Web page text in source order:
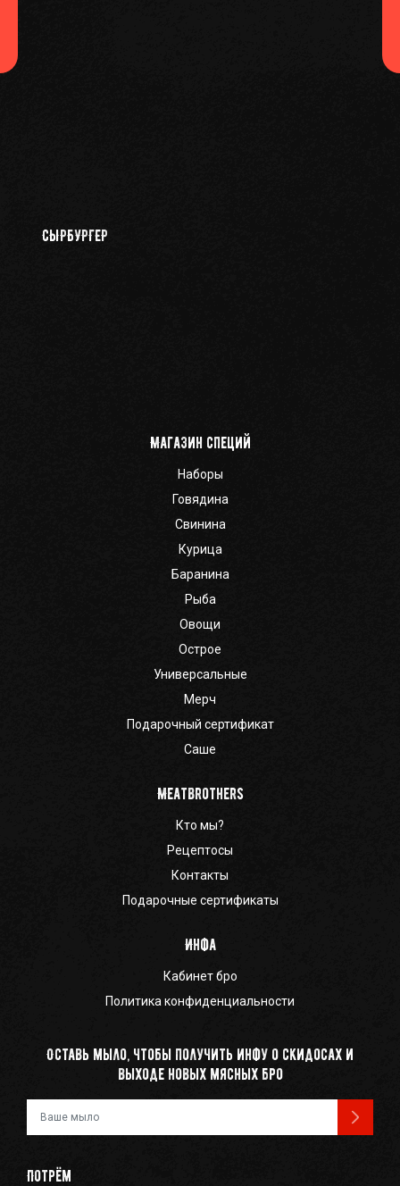
СЫРБУРГЕР
Магазин специй
Наборы
Говядина
Свинина
Курица
Баранина
Рыба
Овощи
Острое
Универсальные
Мерч
Подарочный сертификат
Саше
Meatbrothers
Кто мы?
Рецептосы
Контакты
Подарочные сертификаты
Инфа
Кабинет бро
Политика конфиденциальности
Оставь мыло, чтобы получить инфу о скидосах и
выходе новых мясных бро
Потрём